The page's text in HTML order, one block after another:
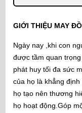
GIỚI THIỆU MAY
Ngày nay ,khi con
được tầm quan
phát huy tối đa sức
của họ là khẳng
họ tạo nên thương
họ hoạt động.Góp